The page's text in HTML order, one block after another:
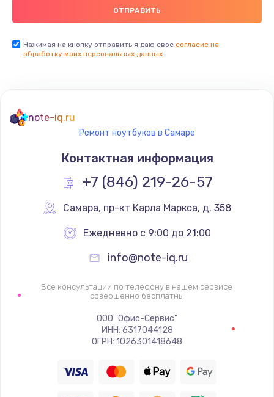
Нажимая на кнопку отправить я даю свое согласие на
обработку моих персональных данных.
note-iq.ru
Ремонт ноутбуков в Самаре
Контактная информация
+7 (846) 219-26-57
Самара, пр-кт Карла Маркса, д. 358
Ежедневно с 9:00 до 21:00
info@note-iq.ru
Все консультации по телефону в нашем сервисе
совершенно бесплатны
ООО "Офис-Сервис"
ИНН: 6317044128
ОГРН: 1026301418648